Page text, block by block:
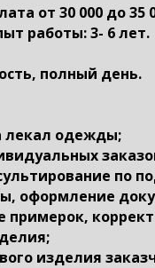
от 30 000 до 35
работы: 3- 6 лет.
полный день.
лекал одежды;
по
оформление
примерок,
изделия